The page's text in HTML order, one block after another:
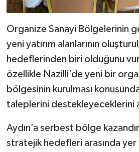
Organize Sanayi Bölgelerinin
yeni yatırım alanlarının
hedeflerinden biri olduğunu
özellikle Nazilli’de yeni bir
bölgesinin kurulması
taleplerini destekleyeceklerini
Aydın’a serbest bölge
stratejik hedefleri arasında yer